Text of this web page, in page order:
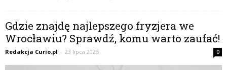
Gdzie znajdę najlepszego fryzjera we
Wrocławiu? Sprawdź, komu warto zaufać!
Redakcja Curio.pl - 23 lipca 2025 0